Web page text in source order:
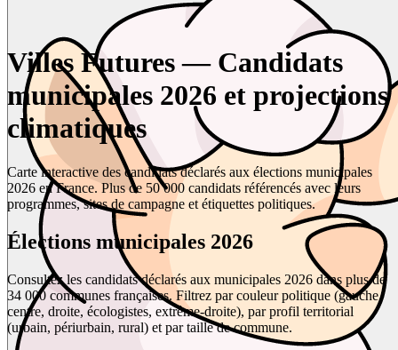
Villes Futures — Candidats
municipales 2026 et projections
climatiques
Carte interactive des candidats déclarés aux élections municipales
2026 en France. Plus de 50 000 candidats référencés avec leurs
programmes, sites de campagne et étiquettes politiques.
Élections municipales 2026
Consultez les candidats déclarés aux municipales 2026 dans plus de
34 000 communes françaises. Filtrez par couleur politique (gauche,
centre, droite, écologistes, extrême-droite), par profil territorial
(urbain, périurbain, rural) et par taille de commune.